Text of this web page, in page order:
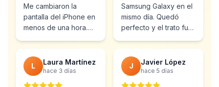
Me cambiaron la
pantalla del iPhone en
menos de una hora.
Samsung Galaxy en el
mismo día. Quedó
perfecto y el trato fue
Totalmente
recomendable.”
L Laura Martínez
hace 3 días
J Javier López
hace 5 días